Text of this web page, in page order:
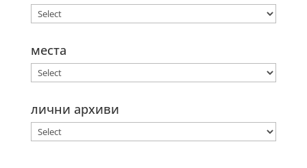
места
лични архиви